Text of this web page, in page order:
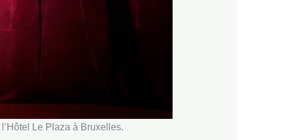
Le Plaza à Bruxelles.